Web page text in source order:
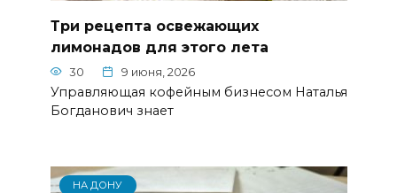
Три рецепта освежающих
лимонадов для этого лета
30 9 июня, 2026
Управляющая кофейным бизнесом Наталья
Богданович знает
НА ДОНУ